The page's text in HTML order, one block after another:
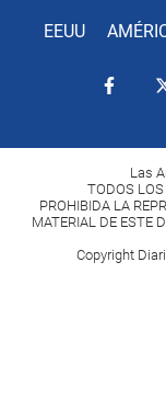
EEUU
Las
TODOS
PROHIBIDA LA
MATERIAL DE ESTE
Copyright